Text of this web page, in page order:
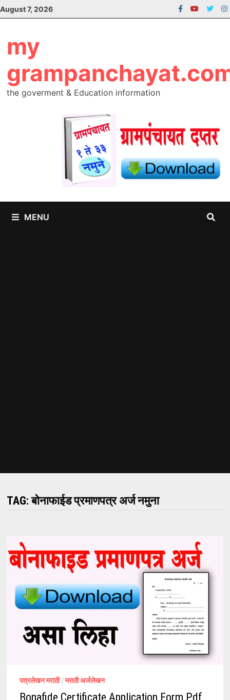
Skip
to
August 7, 2026
my
the goverment & Education information
MENU
TAG:बोनाफाईड प्रमाणपत्र अर्ज नमुना
पत्रलेखन मराठी/मराठी अर्जलेखन
Bonafide Certificate Application Form Pdf